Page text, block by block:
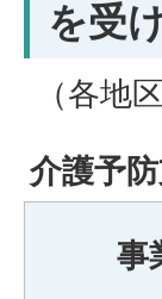
を受
（各地
介護予
事